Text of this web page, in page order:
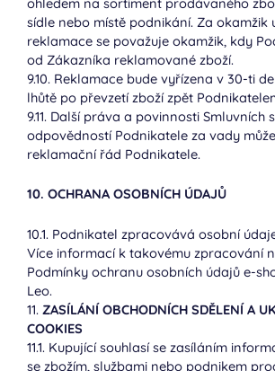
sídle nebo místě podnikání. Za okamžik
reklamace se považuje okamžik, kdy
od Zákazníka reklamované zboží.
9.10. Reklamace bude vyřízena v 30-ti
lhůtě po převzetí zboží zpět
9.11. Další práva a povinnosti Smluvních
odpovědností Podnikatele za vady
reklamační řád Podnikatele.
10. OCHRANA OSOBNÍCH ÚDAJŮ
10.1. Podnikatel zpracovává osobní
Více informací k takovému zpracování
Podmínky ochranu osobních údajů e-
Leo.
11. ZASÍLÁNÍ OBCHODNÍCH SDĚLENÍ A
COOKIES
11.1. Kupující souhlasí se zasíláním
se zbožím, službami nebo podnikem